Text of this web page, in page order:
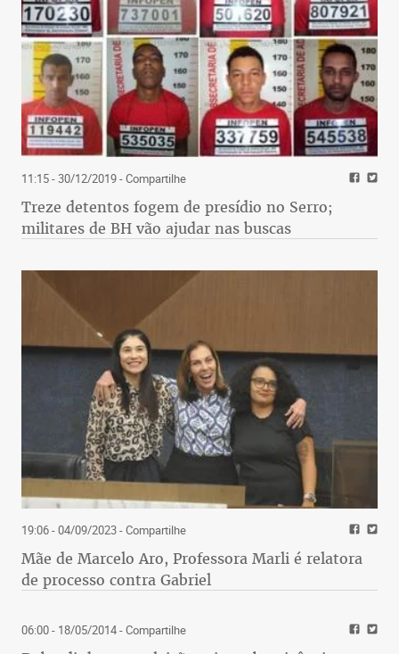
11:15 - 30/12/2019- Compartilhe
Treze detentos fogem de presídio no Serro;
militares de BH vão ajudar nas buscas
19:06 - 04/09/2023- Compartilhe
Mãe de Marcelo Aro, Professora Marli é relatora
de processo contra Gabriel
06:00 - 18/05/2014- Compartilhe